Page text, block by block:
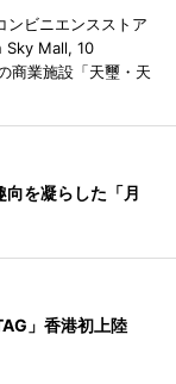
ンビニエンスストア
Sky Mall, 10
商業施設「天璽・天
を凝らした「月
」香港初上陸